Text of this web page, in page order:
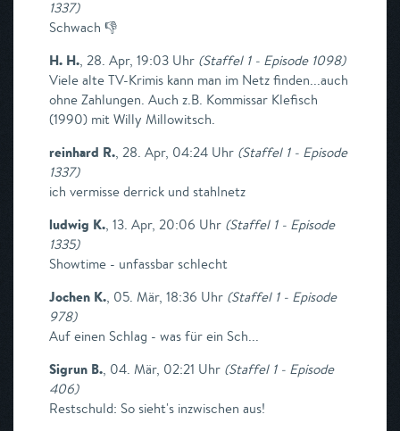
1337)
Schwach 👎
H. H., 28. Apr, 19:03 Uhr (Staffel 1 - Episode 1098)
Viele alte TV-Krimis kann man im Netz finden...auch
ohne Zahlungen. Auch z.B. Kommissar Klefisch
(1990) mit Willy Millowitsch.
reinhard R., 28. Apr, 04:24 Uhr (Staffel 1 - Episode
1337)
ich vermisse derrick und stahlnetz
ludwig K., 13. Apr, 20:06 Uhr (Staffel 1 - Episode
1335)
Showtime - unfassbar schlecht
Jochen K., 05. Mär, 18:36 Uhr (Staffel 1 - Episode
978)
Auf einen Schlag - was für ein Sch...
Sigrun B., 04. Mär, 02:21 Uhr (Staffel 1 - Episode
406)
Restschuld: So sieht's inzwischen aus!